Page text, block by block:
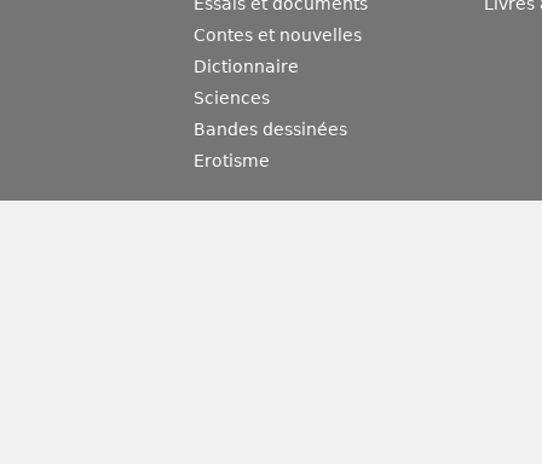
Essais et documents
Contes et nouvelles
Dictionnaire
Sciences
Bandes dessinées
Erotisme
Livres